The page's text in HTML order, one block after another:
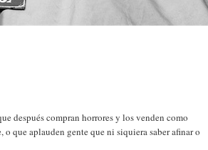
después compran horrores y los venden como
que aplauden gente que ni siquiera saber afinar o